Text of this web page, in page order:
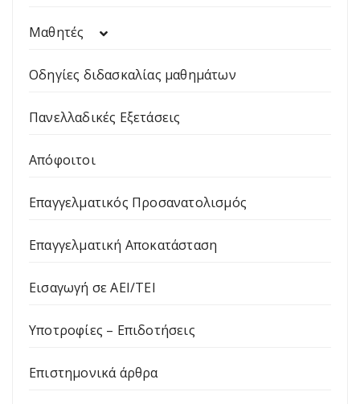
Μαθητές
Οδηγίες διδασκαλίας μαθημάτων
Πανελλαδικές Εξετάσεις
Απόφοιτοι
Επαγγελματικός Προσανατολισμός
Επαγγελματική Αποκατάσταση
Εισαγωγή σε ΑΕΙ/ΤΕΙ
Υποτροφίες – Επιδοτήσεις
Επιστημονικά άρθρα